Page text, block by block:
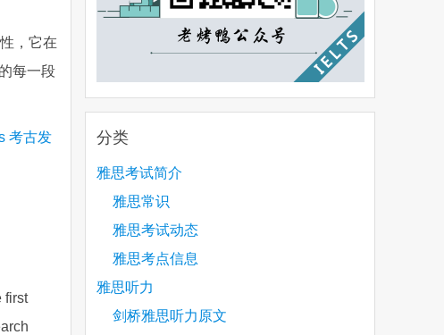
，它在
每一段
考古发
first
分类
雅思考试简介
雅思常识
雅思考试动态
雅思考点信息
雅思听力
剑桥雅思听力原文